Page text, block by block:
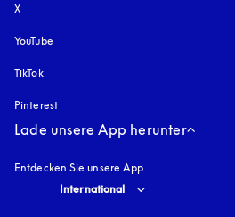
X
YouTube
TikTok
Pinterest
Lade unsere App herunter
Entdecken Sie unsere App
Select country and language
International